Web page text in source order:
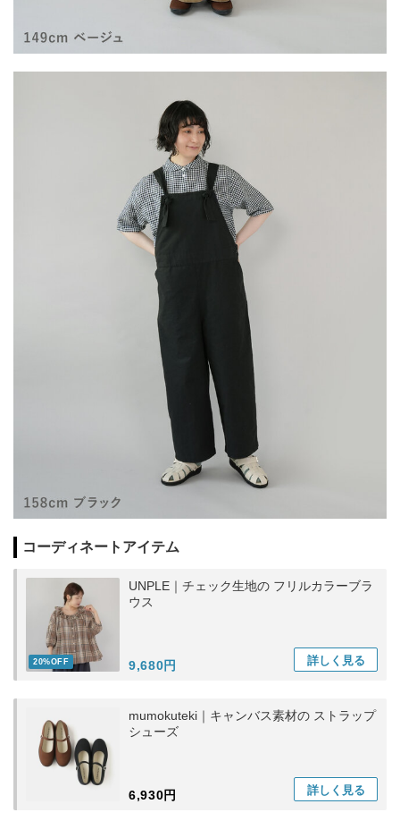
コーディネートアイテム
20%OFF
UNPLE｜チェック生地の フリルカラーブラ
ウス
9,680円 詳しく 見る
mumokuteki｜キャンバス素材の ストラップ
シューズ
6,930円 詳しく 見る